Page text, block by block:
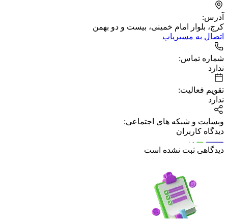
آدرس:
کرج، بلوار امام خمینی، بیست و دو بهمن
اتصال به مسیریاب
شماره تماس:
ندارد
تقویم فعالیت:
ندارد
وبسایت و شبکه های اجتماعی:
دیدگاه کاربران
دیدگاهی ثبت نشده است